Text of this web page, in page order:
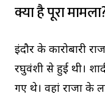
क्या है पूरा
इंदौर के कारोबारी
रघुवंशी से हुई थी।
गए थे। वहां राजा के